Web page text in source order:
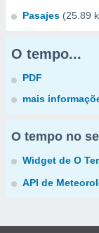
Pasajes (25.89
O tempo...
PDF
mais
O tempo no
Widget de O
API de